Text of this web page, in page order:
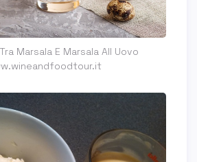
Marsala E Marsala All Uovo